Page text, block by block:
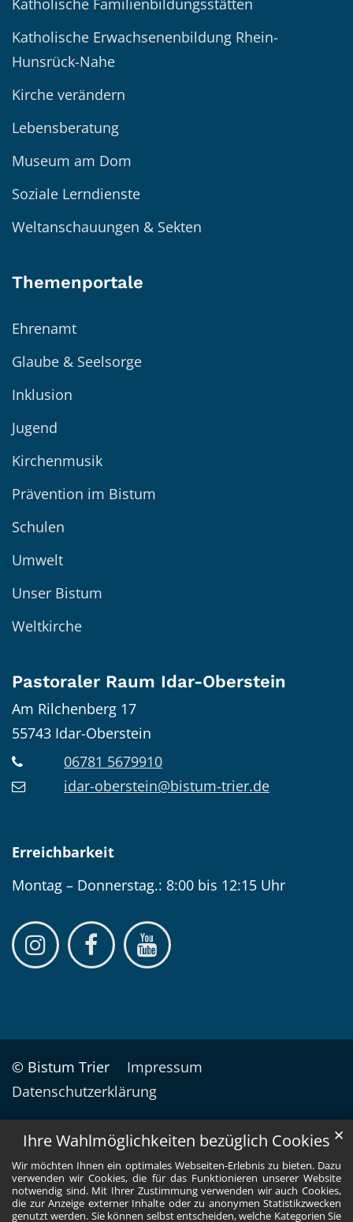
Ihre Wahlmöglichkeiten bezüglich Cookies
Wir möchten Ihnen ein optimales Webseiten-Erlebnis zu bieten. Dazu
verwenden wir Cookies, die für das Funktionieren unserer Website
notwendig sind. Mit Ihrer Zustimmung verwenden wir auch Cookies,
die zur Anzeige externer Inhalte oder zu anonymen Statistikzwecken
genutzt werden. Sie können selbst entscheiden, welche Kategorien Sie
✕
Katholische Familienbildungsstätten
Katholische Erwachsenenbildung Rhein-
Hunsrück-Nahe
Kirche verändern
Lebensberatung
Museum am Dom
Soziale Lerndienste
Weltanschauungen & Sekten
Themenportale
Ehrenamt
Glaube & Seelsorge
Inklusion
Jugend
Kirchenmusik
Prävention im Bistum
Schulen
Umwelt
Unser Bistum
Weltkirche
Pastoraler Raum Idar-Oberstein
Am Rilchenberg 17
55743 Idar-Oberstein
06781 5679910
idar-oberstein@bistum-trier.de
Erreichbarkeit
Montag – Donnerstag.: 8:00 bis 12:15 Uhr
© Bistum Trier
Impressum
Datenschutzerklärung